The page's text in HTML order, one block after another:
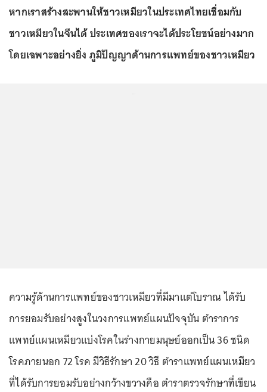
หากเราสร้างสะพานให้ชาวเหมียวในประเทศไทยเชื่อมกับ
ชาวเหมียวในจีนได้ ประเทศของเราจะได้ประโยชน์อย่างมาก
โดยเฉพาะอย่างยิ่ง ภูมิปัญญาด้านการแพทย์ของชาวเหมียว
ความรู้ด้านการแพทย์ของชาวเหมียวที่มีมาแต่โบราณ ได้รับ
การยอมรับอย่างสูงในวงการแพทย์แผนปัจจุบัน ตำราการ
แพทย์แผนเหมียวแบ่งโรคในร่างกายมนุษย์ออกเป็น 36 ชนิด
โรคภายนอก 72 โรค มีวิธีรักษา 20 วิธี ตำราแพทย์แผนเหมียว
ที่ได้รับการยอมรับอย่างกว้างขวางคือ ตำราตรวจรักษาที่เขียน